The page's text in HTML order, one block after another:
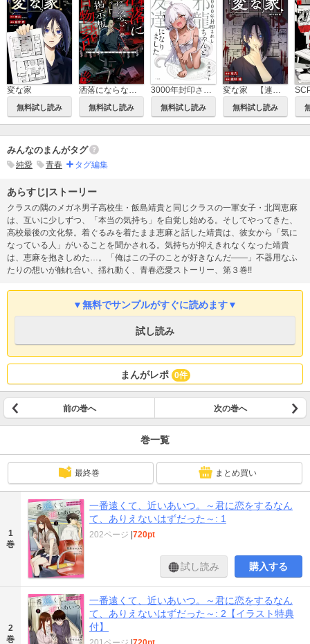
変な家
無料試し読み 無料試し読み 無料試し読み 無料試し読み
みんなのまんがタグ
純愛 青春 タグ編集
あらすじ|ストーリー
クラスの隅のメガネ男子高校生・飯島靖貴と同じクラスの一軍女子・北岡恵麻
は、互いに少しずつ、「本当の気持ち」を自覚し始める。そしてやってきた、
高校最後の文化祭。着ぐるみを着たまま恵麻と話した靖貴は、彼女から「気に
なっている人」がいることを聞かされる。気持ちが抑えきれなくなった靖貴
は、恵麻を抱きしめた…。「俺はこの子のことが好きなんだ――」不器用なふ
たりの想いが触れ合い、揺れ動く、青春恋愛ストーリー、第３巻!!
▼無料でサンプルがすぐに読めます▼
試し読み
まんがレポ 0件
前の巻へ 次の巻へ
巻一覧
最終巻 まとめ買い
1
巻
一番遠くて、近いあいつ。～君に恋をするなん
て、ありえないはずだった～: 1
202ページ |720pt
試し読み 購入する
2
巻
一番遠くて、近いあいつ。～君に恋をするなん
て、ありえないはずだった～: 2【イラスト特典
付】